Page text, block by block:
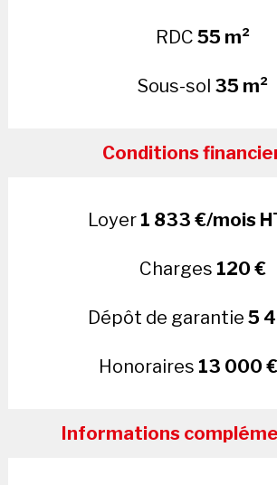
RDC 55 m²
Sous-sol 35 m²
Conditions
Loyer 1 833 €/mois
Charges 120 €
Dépôt de garantie5
Honoraires 13 000
Informations